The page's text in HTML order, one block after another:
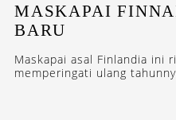
MASKAPAI
BARU
Maskapai asal Finlandia ini
memperingati ulang